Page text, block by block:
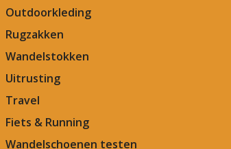
Outdoorkleding
Rugzakken
Wandelstokken
Uitrusting
Travel
Fiets & Running
Wandelschoenen testen